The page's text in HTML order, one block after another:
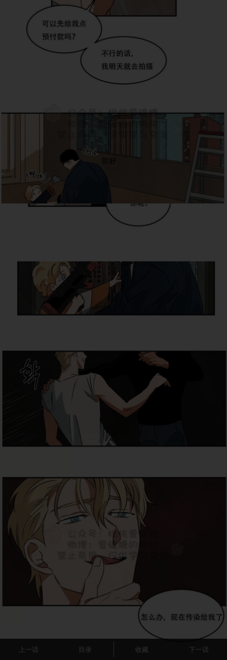
上一话 目录 收藏 下一话